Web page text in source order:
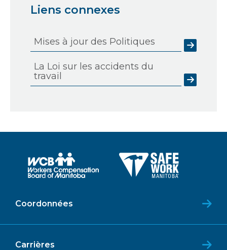
Liens connexes
Mises à jour des Politiques
La Loi sur les accidents du
travail
Coordonnées
Carrières